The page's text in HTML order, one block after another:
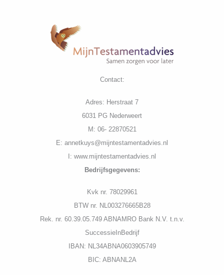
Contact:
Adres: Herstraat 7
6031 PG Nederweert
M: 06- 22870521
E: annetkuys@mijntestamentadvies.nl
I: www.mijntestamentadvies.nl
Bedrijfsgegevens:
Kvk nr. 78029961
BTW nr. NL003276665B28
Rek. nr. 60.39.05.749 ABNAMRO Bank N.V. t.n.v.
SuccessieInBedrijf
IBAN: NL34ABNA0603905749
BIC: ABNANL2A